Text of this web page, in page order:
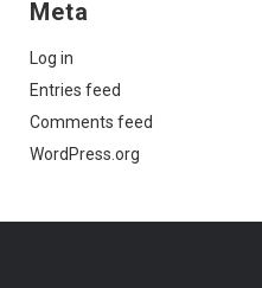
Meta
Log in
Entries feed
Comments feed
WordPress.org